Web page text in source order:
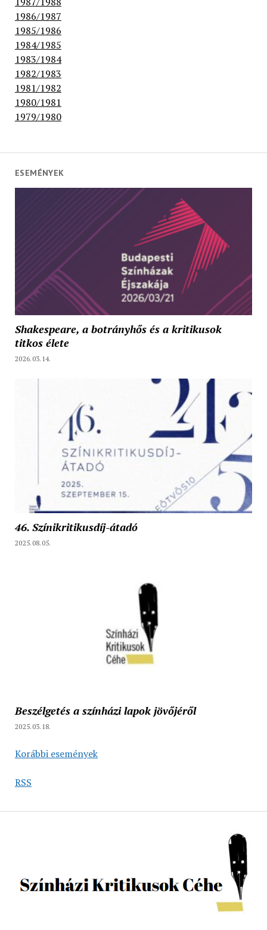
1986/1987
1985/1986
1984/1985
1983/1984
1982/1983
1981/1982
1980/1981
1979/1980
ESEMÉNYEK
Shakespeare, a botrányhős és a kritikusok
titkos élete
2026.03.14.
46. Színikritikusdíj-átadó
2025.08.05.
Beszélgetés a színházi lapok jövőjéről
2025.03.18.
Korábbi események
RSS